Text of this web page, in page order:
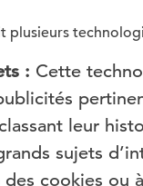
plusieurs
: Cette
leur
sujets
cookies ou